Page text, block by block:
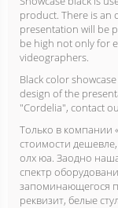
product. There is
presentation will be
be high not only for
videographers.
Black color
design of the
"Cordelia", contact
Только в компании
стоимости
олх юа. Заодно
спектр
запоминающегося
реквизит, белые